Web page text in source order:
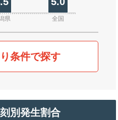
県 全国
条件で探す
別発生割合